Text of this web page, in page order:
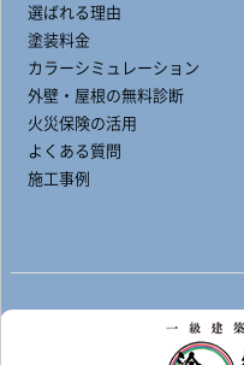
選ばれる理由
塗装料金
カラーシミュレーション
外壁・屋根の無料診断
火災保険の活用
よくある質問
施工事例